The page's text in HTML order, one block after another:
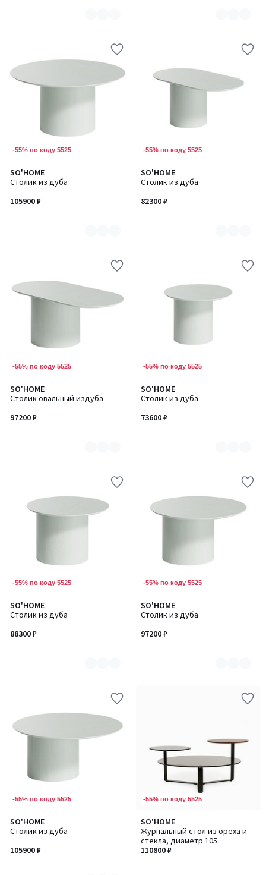
-55% по коду 5525
SO'HOME
Столик из дуба
105900 ₽
Количество
цветов:
7
-55% по коду 5525
SO'HOME
Столик из дуба
82300 ₽
Количество
цветов:
7
-55% по коду 5525
SO'HOME
Столик овальный издуба
97200 ₽
Количество
цветов:
7
-55% по коду 5525
SO'HOME
Столик из дуба
73600 ₽
Количество
цветов:
7
-55% по коду 5525
SO'HOME
Столик из дуба
88300 ₽
Количество
цветов:
7
-55% по коду 5525
SO'HOME
Столик из дуба
97200 ₽
Количество
цветов:
7
-55% по коду 5525
SO'HOME
Столик из дуба
105900 ₽
Количество
цветов:
7
-55% по коду 5525
SO'HOME
Журнальный стол из ореха и
стекла, диаметр 105
110800 ₽